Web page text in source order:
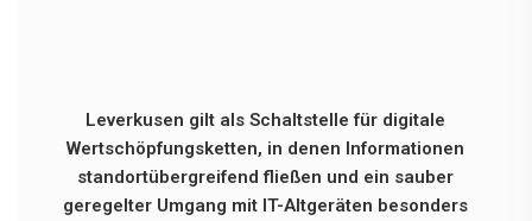
Leverkusen gilt als Schaltstelle für digitale
Wertschöpfungsketten, in denen Informationen
standortübergreifend fließen und ein sauber
geregelter Umgang mit IT-Altgeräten besonders